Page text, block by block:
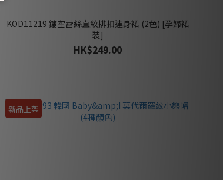
KOD11219 鏤空蕾絲直紋排扣連身裙 (2色) [孕婦裙
裝]
HK$249.00
新品上架